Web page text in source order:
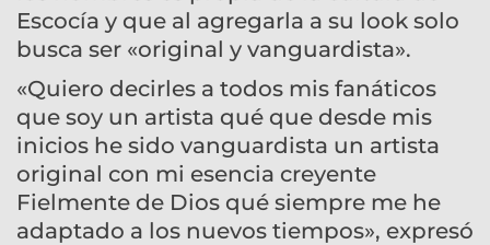
Escocía y que al agregarla a su look solo
busca ser «original y vanguardista».
«Quiero decirles a todos mis fanáticos
que soy un artista qué que desde mis
inicios he sido vanguardista un artista
original con mi esencia creyente
Fielmente de Dios qué siempre me he
adaptado a los nuevos tiempos», expresó